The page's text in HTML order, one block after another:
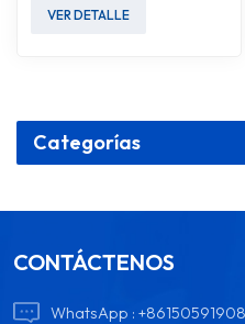
VER DETALLE
Categorías
CONTÁCTENOS
WhatsApp :